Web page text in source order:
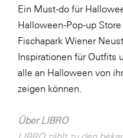
Somfy
Sony DADC
SPIEGLTEC
STIHL Tirol
TAG GmbH
Ein Must-do für
Halloween-Pop-up
Fischapark Wiener
Inspirationen für Outfits
alle an Halloween von
zeigen können.
Über LIBRO